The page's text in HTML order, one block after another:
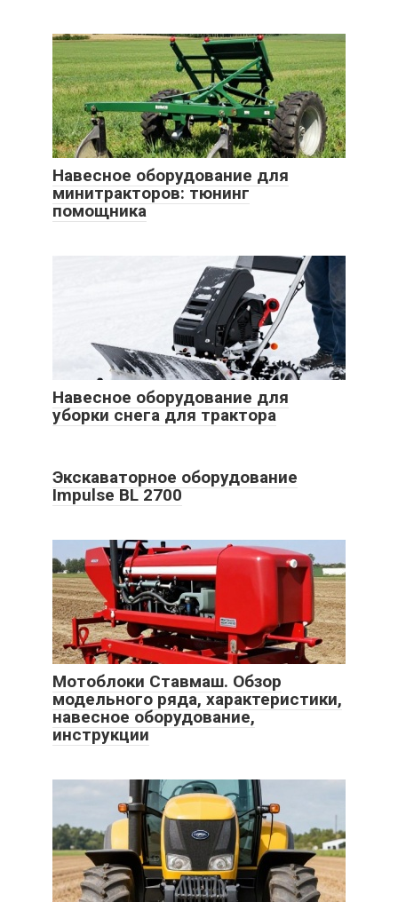
Навесное оборудование для
минитракторов: тюнинг
помощника
Навесное оборудование для
уборки снега для трактора
Экскаваторное оборудование
Impulse BL 2700
Мотоблоки Ставмаш. Обзор
модельного ряда, характеристики,
навесное оборудование,
инструкции